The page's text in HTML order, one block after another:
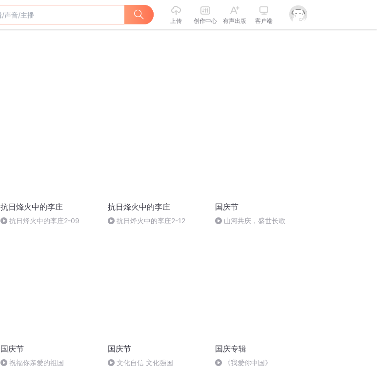
上传 创作中心 有声出版 客户端
抗日烽火中的李庄
抗日烽火中的李庄2-09
抗日烽火中的李庄
抗日烽火中的李庄2-12
国庆节
山河共庆，盛世长歌
国庆节
祝福你亲爱的祖国
国庆节
文化自信 文化强国
国庆专辑
《我爱你中国》